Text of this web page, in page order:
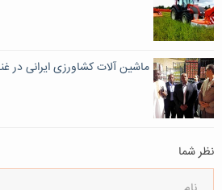
ماشین آلات کشاورزی ایرانی در
نظر شما